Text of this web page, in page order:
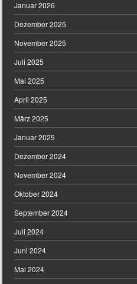
Januar 2026
Dezember 2025
November 2025
Juli 2025
Mai 2025
April 2025
März 2025
Januar 2025
Dezember 2024
November 2024
Oktober 2024
September 2024
Juli 2024
Juni 2024
Mai 2024